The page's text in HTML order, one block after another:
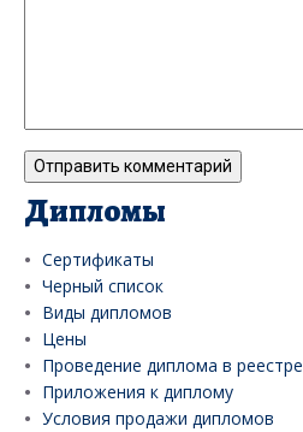
Дипломы
Сертификаты
Черный список
Виды дипломов
Цены
Проведение диплома в реестре
Приложения к диплому
Условия продажи дипломов